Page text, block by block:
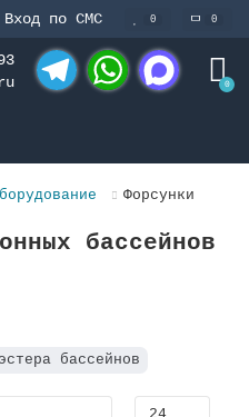
Вход по СМС 0 0
0
Форсунки
бассейнов
бассейнов